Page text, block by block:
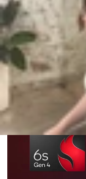
bật?
Triệu Vy
Ngày đăng: 14/11/2025
Cập nhật:14/11/2025
Theo dõi XTMobile